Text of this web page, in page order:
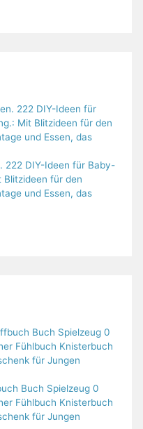
222 DIY-Ideen für Baby-
Blitzideen für den
und Essen, das
Buch Spielzeug 0
Fühlbuch Knisterbuch
für Jungen